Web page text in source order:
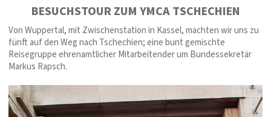
BESUCHSTOUR ZUM YMCA TSCHECHIEN
Von Wuppertal, mit Zwischenstation in Kassel, machten wir uns zu
fünft auf den Weg nach Tschechien; eine bunt gemischte
Reisegruppe ehrenamtlicher Mitarbeitender um Bundessekretär
Markus Rapsch.